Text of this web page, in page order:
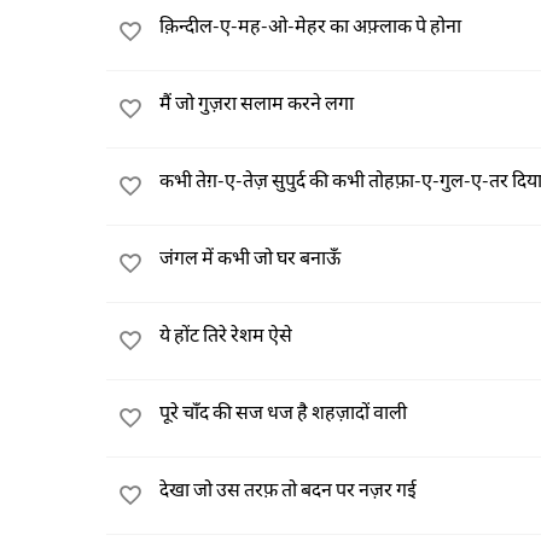
क़िन्दील-ए-मह-ओ-मेहर का अफ़्लाक पे होना
मैं जो गुज़रा सलाम करने लगा
कभी तेग़-ए-तेज़ सुपुर्द की कभी तोहफ़ा-ए-गुल-ए-तर दिया
जंगल में कभी जो घर बनाऊँ
ये होंट तिरे रेशम ऐसे
पूरे चाँद की सज धज है शहज़ादों वाली
देखा जो उस तरफ़ तो बदन पर नज़र गई